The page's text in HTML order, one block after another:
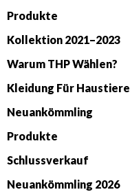
Produkte
Kollektion 2021–2023
Warum THP Wählen?
Kleidung Für Haustiere
Neuankömmling
Produkte
Schlussverkauf
Neuankömmling 2026